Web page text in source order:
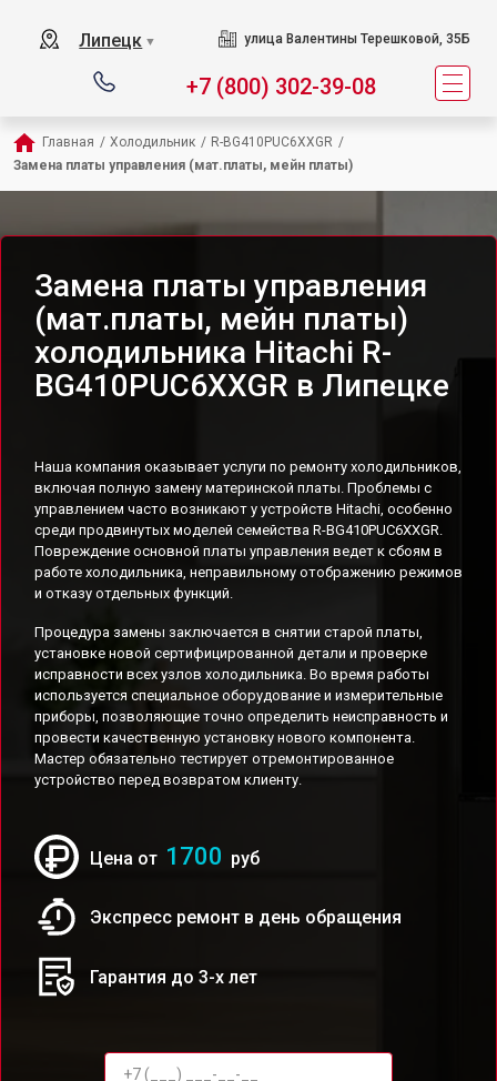
Липецк ▼ улица Валентины Терешковой, 35Б
+7 (800) 302-39-08
Главная / Холодильник / R-BG410PUC6XXGR /
Замена платы управления (мат.платы, мейн платы)
Замена платы управления
(мат.платы, мейн платы)
холодильника Hitachi R-
BG410PUC6XXGR в Липецке
Наша компания оказывает услуги по ремонту холодильников,
включая полную замену материнской платы. Проблемы с
управлением часто возникают у устройств Hitachi, особенно
среди продвинутых моделей семейства R-BG410PUC6XXGR.
Повреждение основной платы управления ведет к сбоям в
работе холодильника, неправильному отображению режимов
и отказу отдельных функций.
Процедура замены заключается в снятии старой платы,
установке новой сертифицированной детали и проверке
исправности всех узлов холодильника. Во время работы
используется специальное оборудование и измерительные
приборы, позволяющие точно определить неисправность и
провести качественную установку нового компонента.
Мастер обязательно тестирует отремонтированное
устройство перед возвратом клиенту.
Цена от 1700 руб
Экспресс ремонт в день обращения
Гарантия до 3-х лет